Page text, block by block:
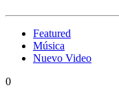
Featured
Música
Nuevo Video
0